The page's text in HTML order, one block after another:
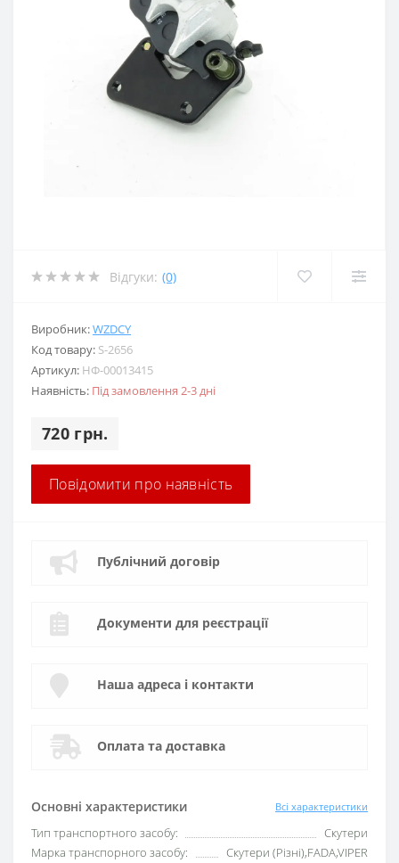
Відгуки: (0)
Виробник:WZDCY
Код товару: S-2656
Артикул: НФ-00013415
Наявність: Під замовлення 2-3 дні
720 грн.
Повідомити про наявність
Основні характеристики Всі характеристики
Тип транспортного засобу:
Скутери
Марка транспорного засобу:
Скутери (Різні),FADA,VIPER
Публічний договір
Документи для реєстрації
Наша адреса і контакти
Оплата та доставка